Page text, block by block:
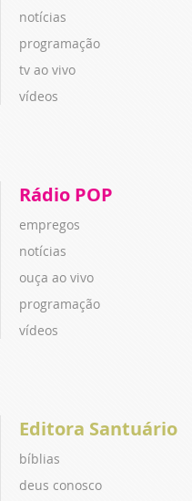
notícias
programação
tv ao vivo
vídeos
Rádio POP
empregos
notícias
ouça ao vivo
programação
vídeos
Editora Santuário
bíblias
deus conosco